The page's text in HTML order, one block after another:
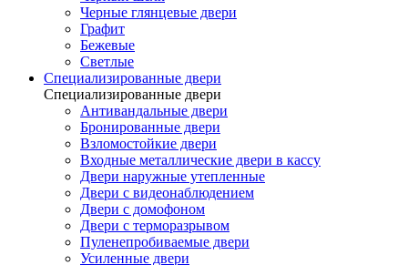
Черные глянцевые двери
Графит
Бежевые
Светлые
Специализированные двери
Специализированные двери
Антивандальные двери
Бронированные двери
Взломостойкие двери
Входные металлические двери в кассу
Двери наружные утепленные
Двери с видеонаблюдением
Двери с домофоном
Двери с терморазрывом
Пуленепробиваемые двери
Усиленные двери